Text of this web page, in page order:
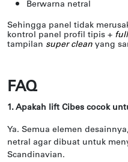
Berwarna netral
Sehingga panel tidak
kontrol panel profil tipis +
tampilan super clean yang
FAQ
1. Apakah lift Cibes cocok
Ya. Semua elemen
netral agar dibuat untuk
Scandinavian.